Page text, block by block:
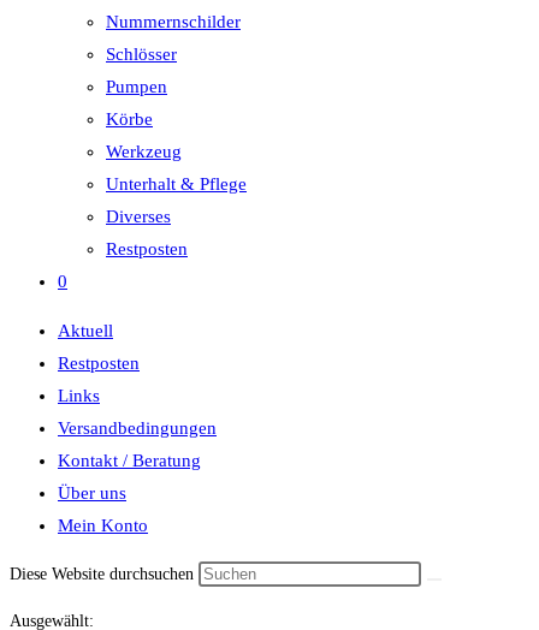
Nummernschilder
Schlösser
Pumpen
Körbe
Werkzeug
Unterhalt & Pflege
Diverses
Restposten
0
Aktuell
Restposten
Links
Versandbedingungen
Kontakt / Beratung
Über uns
Mein Konto
Diese Website durchsuchen
Ausgewählt: